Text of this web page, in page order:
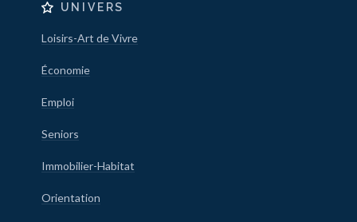
UNIVERS
Loisirs-Art de Vivre
Économie
Emploi
Seniors
Immobilier-Habitat
Orientation